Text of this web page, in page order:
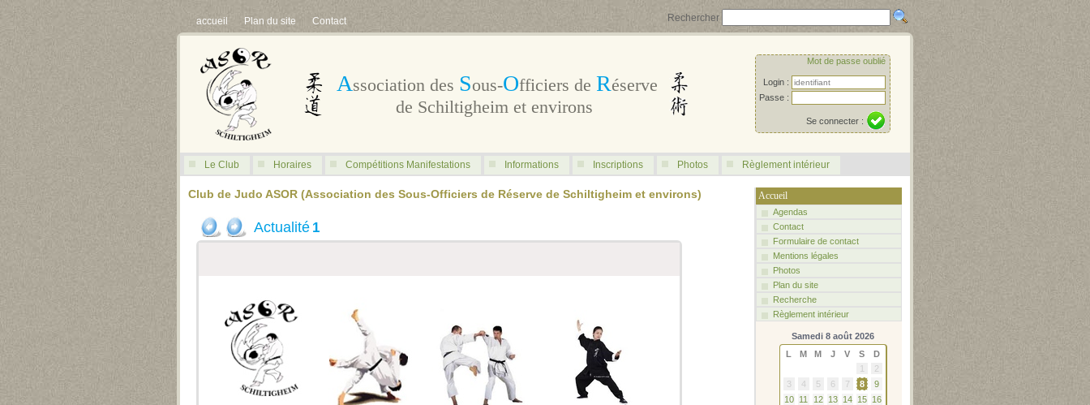
accueil Plan du site Contact Rechercher
Association des Sous-Officiers de Réserve
de Schiltigheim et environs
Mot de passe oublié
Login :
Passe :
Se connecter :
Le Club Horaires Compétitions Manifestations Informations Inscriptions Photos Règlement intérieur
Club de Judo ASOR (Association des Sous-Officiers de Réserve de Schiltigheim et environs)
Actualité 1
Accueil
Agendas
Contact
Formulaire de contact
Mentions légales
Photos
Plan du site
Recherche
Règlement intérieur
Samedi 8 août 2026
L
M M J V S
D
1
2
3
4 5 6 7 8
9
10
11 12 13 14 15
16